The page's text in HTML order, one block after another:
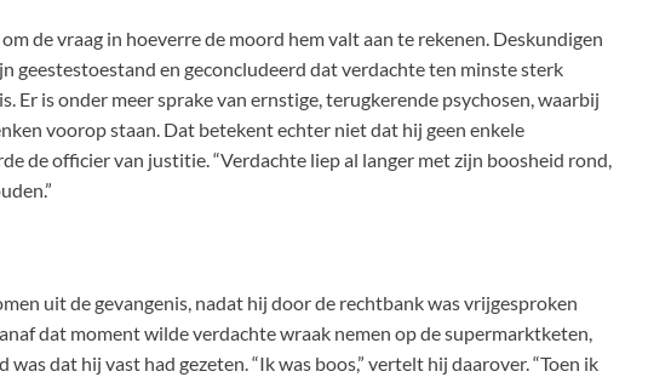
de vraag in hoeverre de moord hem valt aan te rekenen. Deskundigen
geestestoestand en geconcludeerd dat verdachte ten minste sterk
Er is onder meer sprake van ernstige, terugkerende psychosen, waarbij
voorop staan. Dat betekent echter niet dat hij geen enkele
de officier van justitie. “Verdachte liep al langer met zijn boosheid rond,
uit de gevangenis, nadat hij door de rechtbank was vrijgesproken
dat moment wilde verdachte wraak nemen op de supermarktketen,
dat hij vast had gezeten. “Ik was boos,” vertelt hij daarover. “Toen ik